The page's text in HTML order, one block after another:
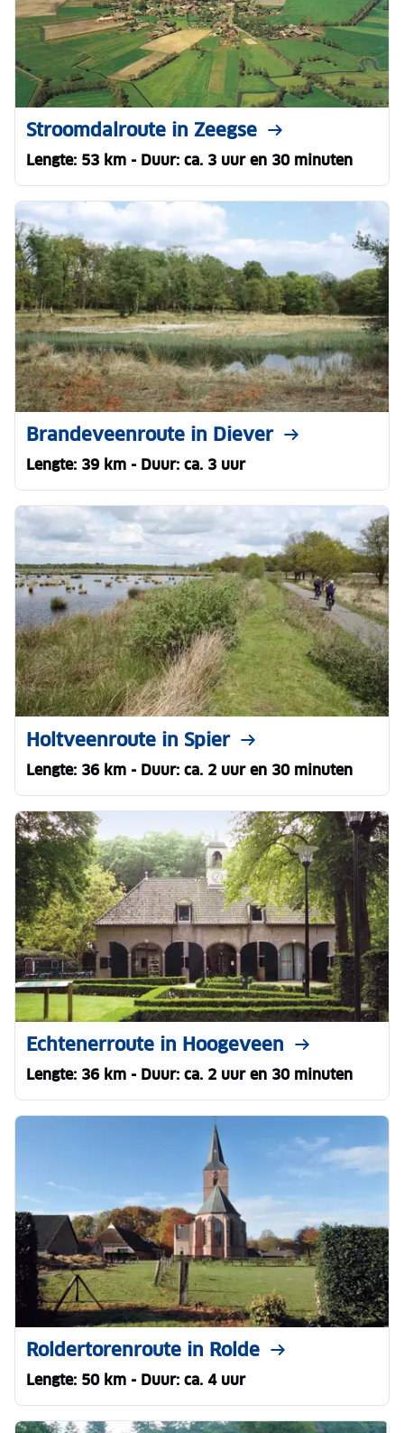
Stroomdalroute in Zeegse
Lengte: 53 km - Duur: ca. 3 uur en 30 minuten
Brandeveenroute in Diever
Lengte: 39 km - Duur: ca. 3 uur
Holtveenroute in Spier
Lengte: 36 km - Duur: ca. 2 uur en 30 minuten
Echtenerroute in Hoogeveen
Lengte: 36 km - Duur: ca. 2 uur en 30 minuten
Roldertorenroute in Rolde
Lengte: 50 km - Duur: ca. 4 uur